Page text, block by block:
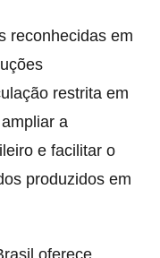
reconhecidas em
restrita em
a
e facilitar o
produzidos em